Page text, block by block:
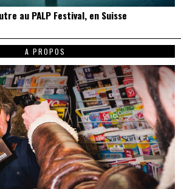
au PALP Festival, en Suisse
A PROPOS